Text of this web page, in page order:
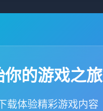
你的游戏之旅
载体验精彩游戏内容